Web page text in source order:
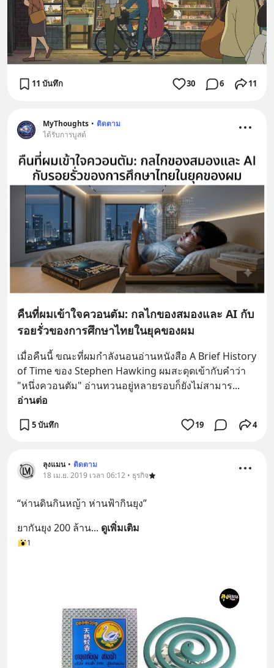
11 บันทึก 30 6 11
MyThoughts • ติดตาม
ได้รับการบูสต์
คืนที่ผมเข้าใจควอนตัม: กลไกของสมองและ AI กับ
รอยรั่วของการศึกษาไทยในยุคของผม
เมื่อคืนนี้ ขณะที่ผมกำลังนอนอ่านหนังสือ A Brief History
of Time ของ Stephen Hawking ผมสะดุดเข้ากับคำว่า
"หนึ่งควอนตัม" อ่านทวนอยู่หลายรอบก็ยังไม่สามาร
อ่านต่อ
5 บันทึก 19 4
ลุงแมน • ติดตาม
18 เม.ย. 2019 เวลา 06:12 • ธุรกิจ
“ห่านดินกินหญ้า ห่านฟ้ากินยุง”
ยากันยุง 200 ล้าน... ดูเพิ่มเติม
1